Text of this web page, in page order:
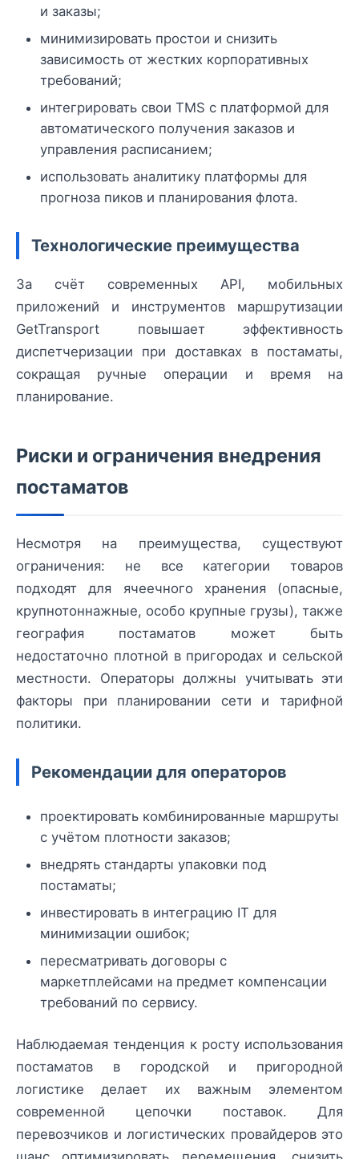
и заказы;
минимизировать простои и снизить
зависимость от жестких корпоративных
требований;
интегрировать свои TMS с платформой для
автоматического получения заказов и
управления расписанием;
использовать аналитику платформы для
прогноза пиков и планирования флота.
Технологические преимущества
За счёт современных API, мобильных
приложений и инструментов маршрутизации
GetTransport повышает эффективность
диспетчеризации при доставках в постаматы,
сокращая ручные операции и время на
планирование.
Риски и ограничения внедрения
постаматов
Несмотря на преимущества, существуют
ограничения: не все категории товаров
подходят для ячеечного хранения (опасные,
крупнотоннажные, особо крупные грузы), также
география постаматов может быть
недостаточно плотной в пригородах и сельской
местности. Операторы должны учитывать эти
факторы при планировании сети и тарифной
политики.
Рекомендации для операторов
проектировать комбинированные маршруты
с учётом плотности заказов;
внедрять стандарты упаковки под
постаматы;
инвестировать в интеграцию IT для
минимизации ошибок;
пересматривать договоры с
маркетплейсами на предмет компенсации
требований по сервису.
Наблюдаемая тенденция к росту использования
постаматов в городской и пригородной
логистике делает их важным элементом
современной цепочки поставок. Для
перевозчиков и логистических провайдеров это